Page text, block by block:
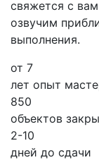
свяжется с
озвучим
выполнения.
от 7
лет опыт
850
объектов
2-10
дней до сдачи